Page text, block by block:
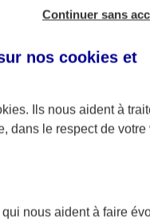
à 41,136 €.Continuer sans
nos cookies et
. Ils nous aident à
dans le respect de votre
nous aident à faire